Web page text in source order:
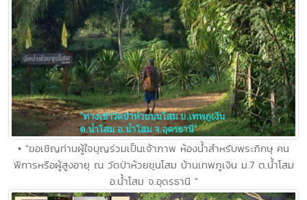
• "ขอเชิญท่านผู้ใจบุญร่วมเป็นเจ้าภาพ ห้องน้ำสำหรับพระภิกษุ คน
พิการหรือผู้สูงอายุ ณ วัดป่าห้วยขุนโสม บ้านเทพภูเงิน ม.7 ต.น้ำโสม
อ.น้ำโสม จ.อุดรธานี "